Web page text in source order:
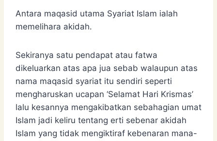
Antara maqasid utama Syariat Islam ialah
memelihara akidah.
Sekiranya satu pendapat atau fatwa
dikeluarkan atas apa jua sebab walaupun atas
nama maqasid syariat itu sendiri seperti
mengharuskan ucapan ‘Selamat Hari Krismas’
lalu kesannya mengakibatkan sebahagian umat
Islam jadi keliru tentang erti sebenar akidah
Islam yang tidak mengiktiraf kebenaran mana-